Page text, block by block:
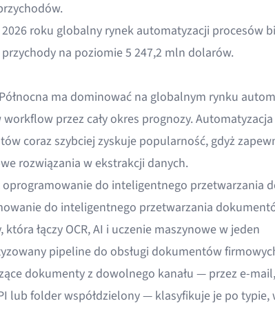
roku globalny rynek automatyzacji procesów
na poziomie 5 247,2 mln dolarów.
ma dominować na globalnym rynku
przez cały okres prognozy.
coraz szybciej zyskuje popularność, gdyż
rozwiązania w ekstrakcji danych.
oprogramowanie do inteligentnego przetwarzania
do inteligentnego przetwarzania
łączy OCR, AI i uczenie maszynowe w jeden
pipeline do obsługi dokumentów
dokumenty z dowolnego kanału — przez e-
lub folder współdzielony — klasyfikuje je po typie,